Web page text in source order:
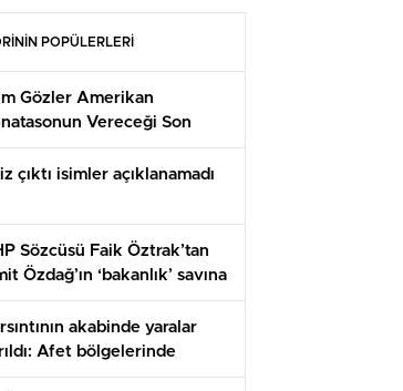
POPÜLERLERİ
Gözler Amerikan
Vereceği Son
çıktı isimler açıklanamadı
Sözcüsü Faik Öztrak’tan
Özdağ’ın ‘bakanlık’ savına
İki protokolde de bu
bir husus yokakabinde yaralar
Afet bölgelerinde
yaklaşık 45 bin konut